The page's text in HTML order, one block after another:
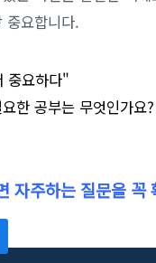
중요합니다.
중요하다"
한 공부는 무엇인가요?
자주하는 질문을 꼭